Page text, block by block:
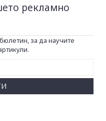
рекламно
за да научите